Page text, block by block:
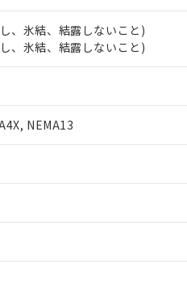
、氷結、結露しないこと)
、氷結、結露しないこと)
NEMA13